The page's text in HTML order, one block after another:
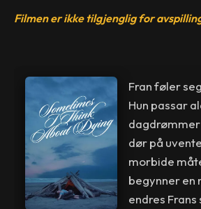
Filmen er ikke tilgjenglig for
Fran føler
Hun passar
dør på
morbide
begynner en
endres